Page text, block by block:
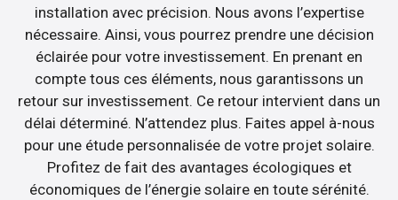
installation avec précision. Nous avons l’expertise
nécessaire. Ainsi, vous pourrez prendre une décision
éclairée pour votre investissement. En prenant en
compte tous ces éléments, nous garantissons un
retour sur investissement. Ce retour intervient dans un
délai déterminé. N’attendez plus. Faites appel à-nous
pour une étude personnalisée de votre projet solaire.
Profitez de fait des avantages écologiques et
économiques de l’énergie solaire en toute sérénité.